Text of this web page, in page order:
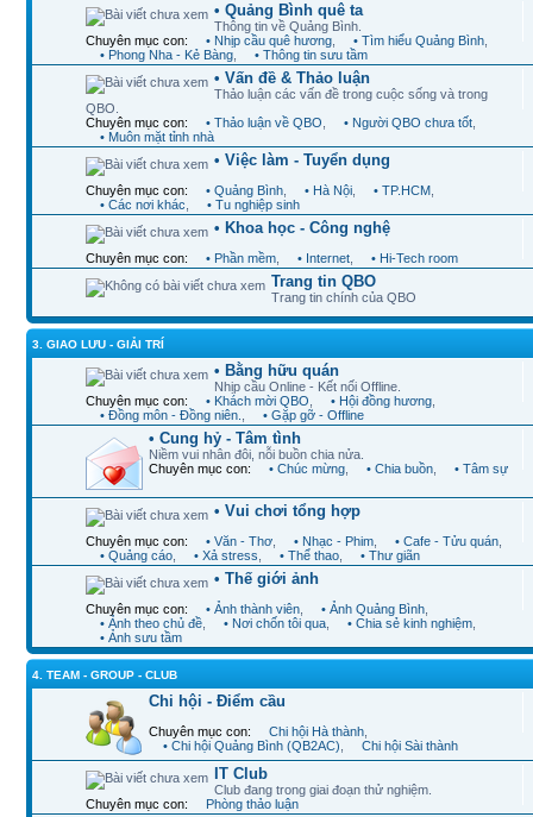
• Quảng Bình quê ta
Thông tin về Quảng Bình.
Chuyên mục con:
• Nhịp cầu quê hương • Tìm hiểu Quảng Bình
• Phong Nha - Kẻ Bàng
• Thông tin sưu tầm
• Vấn đề & Thảo luận
Thảo luận các vấn đề trong cuộc sống và trong
QBO.
Chuyên mục con:
• Thảo luận về QBO • Người QBO chưa tốt
• Muôn mặt tỉnh nhà
• Việc làm - Tuyển dụng
Chuyên mục con: • Quảng Bình • Hà Nội • TP.HCM
• Các nơi khác
• Tu nghiệp sinh
• Khoa học - Công nghệ
Chuyên mục con: • Phần mềm • Internet • Hi-Tech room
Trang tin QBO
Trang tin chính của QBO
3. GIAO LƯU - GIẢI TRÍ
• Bằng hữu quán
Nhịp cầu Online - Kết nối Offline.
Chuyên mục con:
• Khách mời QBO • Hội đồng hương
• Đồng môn - Đồng niên.
• Gặp gỡ - Offline
• Cung hỷ - Tâm tình
Niềm vui nhân đôi, nỗi buồn chia nửa.
Chuyên mục con:
• Chúc mừng • Chia buồn • Tâm sự
• Vui chơi tổng hợp
Chuyên mục con: • Văn - Thơ • Nhạc - Phim • Cafe - Tửu quán
• Quảng cáo
• Xả stress • Thể thao • Thư giãn
• Thế giới ảnh
Chuyên mục con: • Ảnh thành viên • Ảnh Quảng Bình
• Ảnh theo chủ đề
• Nơi chốn tôi qua • Chia sẻ kinh nghiệm
• Ảnh sưu tầm
4. TEAM - GROUP - CLUB
Chi hội - Điểm cầu
Chuyên mục con: Chi hội Hà thành
• Chi hội Quảng Bình (QB2AC)
Chi hội Sài thành
IT Club
Club đang trong giai đoạn thử nghiệm.
Chuyên mục con:
Phòng thảo luận